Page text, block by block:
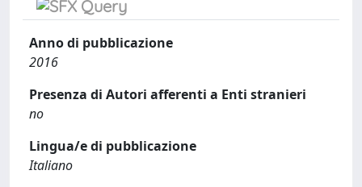
Anno di pubblicazione
2016
Presenza di Autori afferenti a Enti stranieri
no
Lingua/e di pubblicazione
Italiano